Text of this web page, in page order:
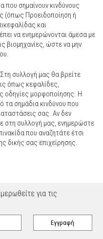
που σημαίνουν κινδύνους
(όπως Προειδοποίηση ή
και
να ενημερώνονται άμεσα με
βιομηχανίες, ώστε να μην
συλλογή μας θα βρείτε
όπως κεφαλίδες,
οδηγίες μορφοποίησης. Η
τα σημάδια κινδύνου που
σας. Αν δεν
στη συλλογή μας, ενημερώστε
που αναζητάτε έτσι
δικής σας επιχείρησης.
για τις